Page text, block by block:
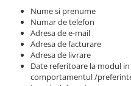
Roata transpaleta
Piese motor
Alternatoare
Electromotoare
Piese Hyster
Piese Parker
Piese Hyundai
Piese Terex
Nume si prenume
Numar de telefon
Adresa de e-mail
Adresa de facturare
Adresa de livrare
Date referitoare la modul
comportamentul /